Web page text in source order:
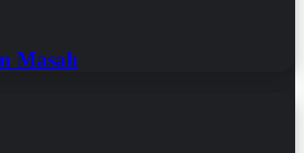
Masalı